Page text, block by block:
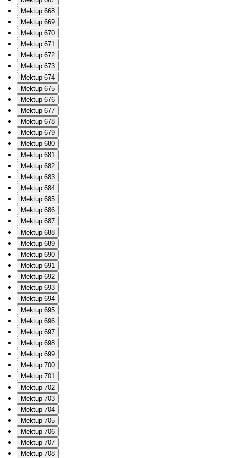
Mektup 668
Mektup 669
Mektup 670
Mektup 671
Mektup 672
Mektup 673
Mektup 674
Mektup 675
Mektup 676
Mektup 677
Mektup 678
Mektup 679
Mektup 680
Mektup 681
Mektup 682
Mektup 683
Mektup 684
Mektup 685
Mektup 686
Mektup 687
Mektup 688
Mektup 689
Mektup 690
Mektup 691
Mektup 692
Mektup 693
Mektup 694
Mektup 695
Mektup 696
Mektup 697
Mektup 698
Mektup 699
Mektup 700
Mektup 701
Mektup 702
Mektup 703
Mektup 704
Mektup 705
Mektup 706
Mektup 707
Mektup 708